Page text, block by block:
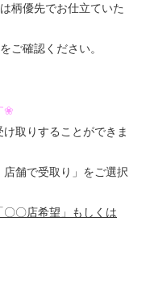
柄優先でお仕立ていた
をご確認ください。
❀
取りすることができま
舗で受取り」をご選択
〇店希望」もしくは